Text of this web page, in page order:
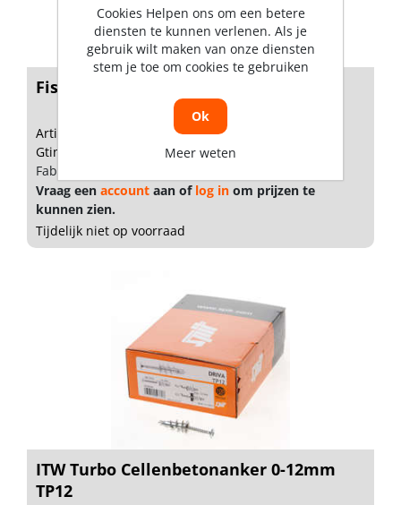
Fischer Messingplug MS m4 x 15mm
Artikelnummer: 1131052
Gtin: 4006209264249
Fabrikant artikel nummer: 26424
Vraag een account aan of log in om prijzen te
kunnen zien.
Tijdelijk niet op voorraad
ITW Turbo Cellenbetonanker 0-12mm
TP12
Cookies Helpen ons om een betere
diensten te kunnen verlenen. Als je
gebruik wilt maken van onze diensten
stem je toe om cookies te gebruiken
Ok
Meer weten